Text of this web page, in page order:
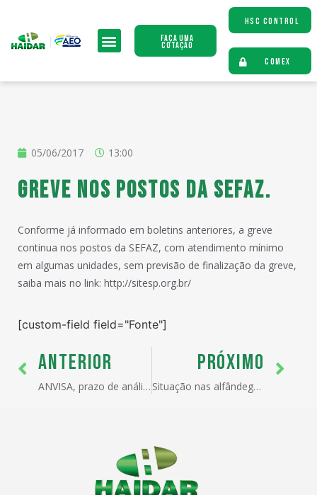
Faça uma
Cotação
HSC CONTROL
COMEX
05/06/2017 13:00
Greve nos postos da SEFAZ.
Conforme já informado em boletins anteriores, a greve
continua nos postos da SEFAZ, com atendimento mínimo
em algumas unidades, sem previsão de finalização da greve,
saiba mais no link: http://sitesp.org.br/
[custom-field field="Fonte"]
ANTERIOR
ANVISA, prazo de análise de LI nos principais postos.
PRÓXIMO
Situação nas alfândegas, em relação ao Movimento Grevista da Receita Federal.